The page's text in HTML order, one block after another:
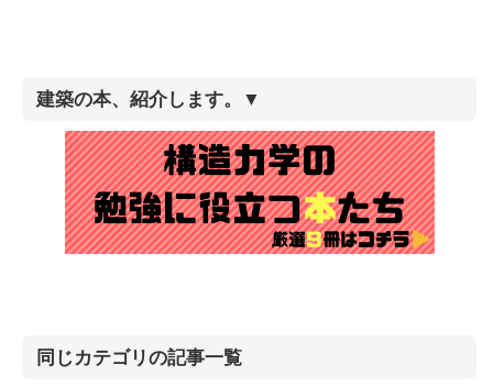
建築の本、紹介します。▼
同じカテゴリの記事一覧